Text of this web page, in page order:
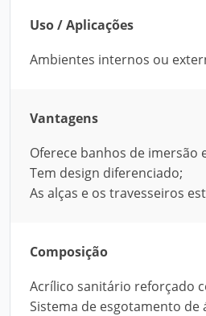
Uso / Aplicações
Ambientes internos ou
Vantagens
Oferece banhos de imersão
Tem design diferenciado;
As alças e os travesseiros
Composição
Acrílico sanitário reforçado
Sistema de esgotamento de